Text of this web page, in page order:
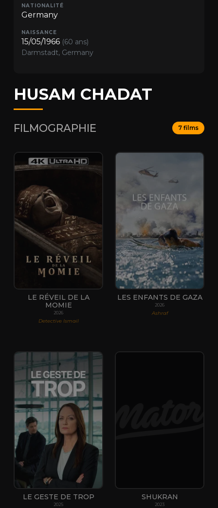
NATIONALITÉ
Germany
NAISSANCE
15/05/1966 (60 ans)
Darmstadt, Germany
HUSAM CHADAT
FILMOGRAPHIE 7 films
LE RÉVEIL DE LA
MOMIE
2026
Detective Ismail
LES ENFANTS DE GAZA
2026
Ashraf
LE GESTE DE TROP
2025
SHUKRAN
2023